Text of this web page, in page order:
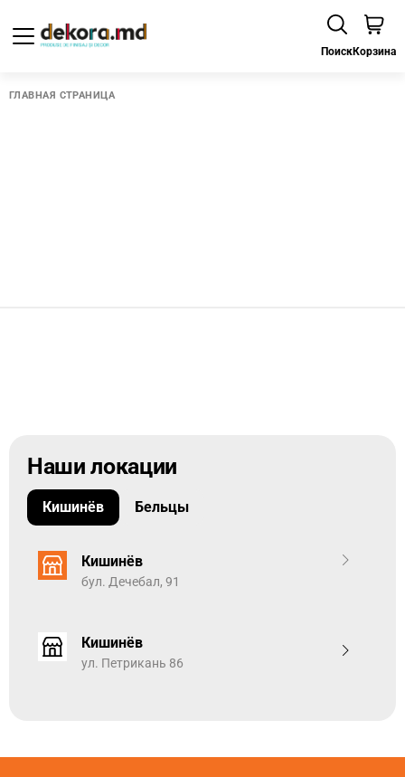
ПоискКорзина
ГЛАВНАЯ СТРАНИЦА
Наши локации
Кишинёв Бельцы
Кишинёв
бул. Дечебал, 91
Кишинёв
ул. Петрикань 86